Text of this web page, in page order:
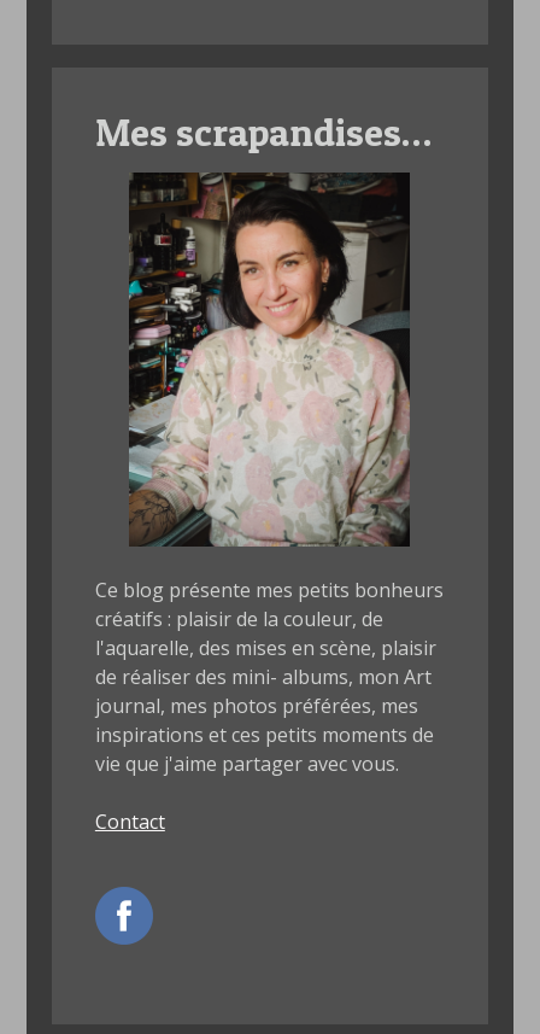
Mes scrapandises…
Ce blog présente mes petits bonheurs
créatifs : plaisir de la couleur, de
l'aquarelle, des mises en scène, plaisir
de réaliser des mini- albums, mon Art
journal, mes photos préférées, mes
inspirations et ces petits moments de
vie que j'aime partager avec vous.
Contact